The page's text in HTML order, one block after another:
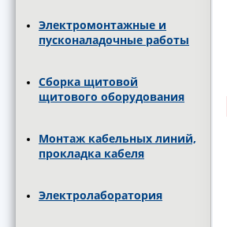
Электромонтажные и
пусконаладочные работы
Сборка щитовой
щитового оборудования
Монтаж кабельных линий,
прокладка кабеля
Электролаборатория